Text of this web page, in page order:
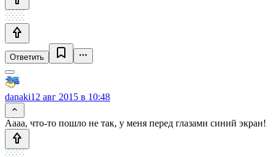
Ответить
danaki12 авг 2015 в 10:48
Аааа, что-то пошло не так, у меня перед глазами синий экран!